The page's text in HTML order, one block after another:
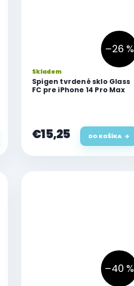
–26 %
Spigen tvrdené sklo Glass
FC pre iPhone 14 Pro Max
Skladem
€15,25 DO KOŠÍKA
–40 %